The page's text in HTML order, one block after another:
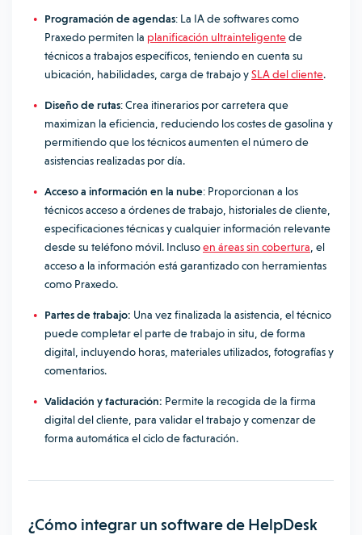
Programación de agendas: La IA de softwares como
Praxedo permiten la planificación ultrainteligentede
técnicos a trabajos específicos, teniendo en cuenta su
ubicación, habilidades, carga de trabajo ySLA del cliente.
Diseño de rutas: Crea itinerarios por carretera que
maximizan la eficiencia, reduciendo los costes de gasolina y
permitiendo que los técnicos aumenten el número de
asistencias realizadas por día.
Acceso a información en la nube: Proporcionan a los
técnicos acceso a órdenes de trabajo, historiales de cliente,
especificaciones técnicas y cualquier información relevante
desde su teléfono móvil. Inclusoen áreas sin cobertura , el
acceso a la información está garantizado con herramientas
como Praxedo.
Partes de trabajo: Una vez finalizada la asistencia, el técnico
puede completar el parte de trabajo in situ, de forma
digital, incluyendo horas, materiales utilizados, fotografías y
comentarios.
Validación y facturación: Permite la recogida de la firma
digital del cliente, para validar el trabajo y comenzar de
forma automática el ciclo de facturación.
¿Cómo integrar un software de HelpDesk